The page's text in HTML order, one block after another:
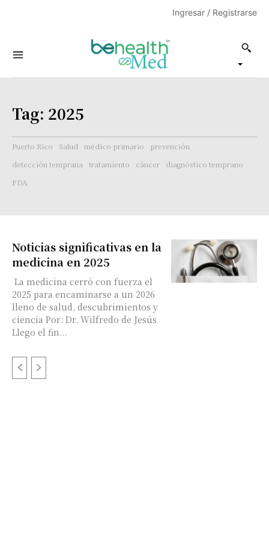
Ingresar / Registrarse
Tag: 2025
Puerto Rico Salud médico primario
prevención
detección temprana
tratamiento cáncer
diagnóstico temprano
FDA
Noticias significativas en la
medicina en 2025
La medicina cerró con fuerza el
2025 para encaminarse a un 2026
lleno de salud, descubrimientos y
ciencia Por: Dr. Wilfredo de Jesús
Llego el fin...